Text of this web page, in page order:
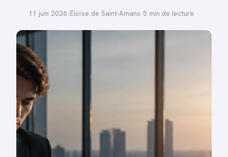
11 juin 2026·Éloïse de Saint-Amans·5 min de lecture